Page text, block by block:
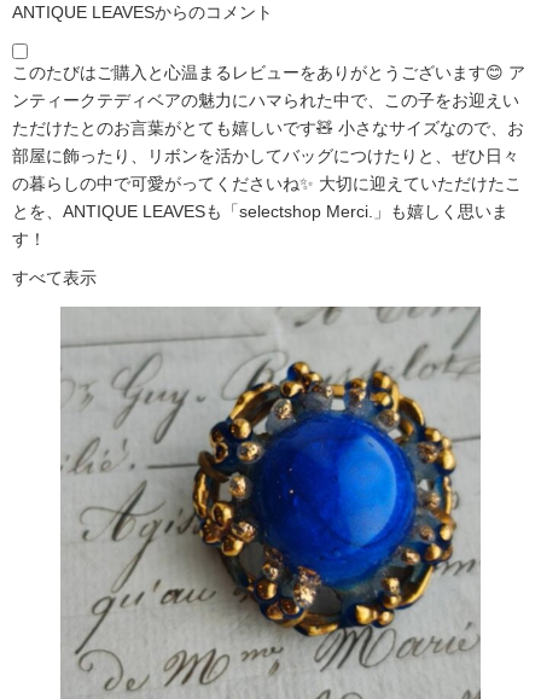
ANTIQUE LEAVESからのコメント
このたびはご購入と心温まるレビューをありがとうございます😊 ア
ンティークテディベアの魅力にハマられた中で、この子をお迎えい
ただけたとのお言葉がとても嬉しいです🧸 小さなサイズなので、お
部屋に飾ったり、リボンを活かしてバッグにつけたりと、ぜひ日々
の暮らしの中で可愛がってくださいね✨ 大切に迎えていただけたこ
とを、ANTIQUE LEAVESも「selectshop Merci.」も嬉しく思いま
す！
すべて表示